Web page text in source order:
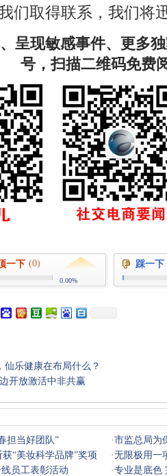
们取得联系，我们将
呈现敏感事件、更多
号，扫描二维码免费
一下 (0)
0.00%
踩一下
仙乐健康在布局什么？
开放激活中非共赢
担当好团队” ·市监总局为
“美妆科学品牌”奖项 ·无限极用一
员工表彰活动 ·专业是底色